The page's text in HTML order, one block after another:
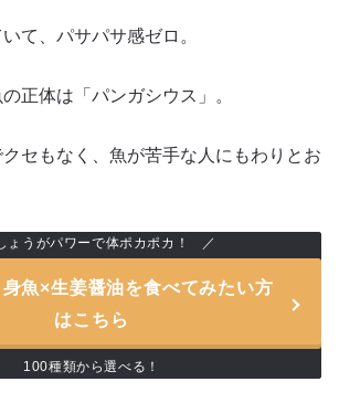
て、パサパサ感ゼロ。
正体は「パンガシウス」。
セもなく、魚が苦手な人にもわりとお
ょうがパワーで体ポカポカ！
魚×生姜醤油を食べてみたい方
はこちら
100種類から選べる！